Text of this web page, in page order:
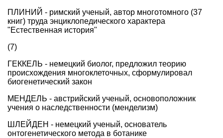
ПЛИНИЙ - римский ученый, автор многотомного (37
книг) труда энциклопедического характера
"Естественная история"
(7)
ГЕККЕЛЬ - немецкий биолог, предложил теорию
происхождения многоклеточных, сформулировал
биогенетический закон
МЕНДЕЛЬ - австрийский ученый, основоположник
учения о наследственности (менделизм)
ШЛЕЙДЕН - немецкий ученый, основатель
онтогенетического метода в ботанике